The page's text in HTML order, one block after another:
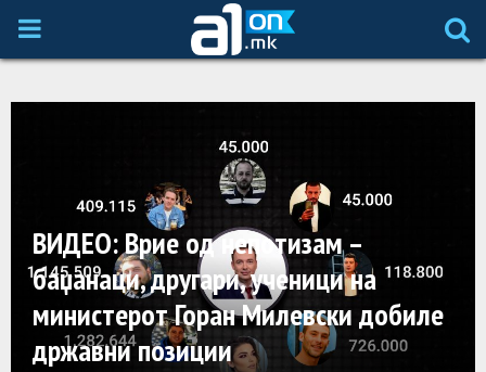
P
A
R
ВИДЕО: Врие од непотизам –
баџанаци, другари, ученици на
министерот Горан Милевски добиле
државни позиции